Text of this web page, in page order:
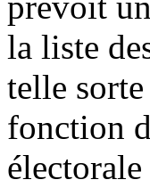
la liste
telle
fonction